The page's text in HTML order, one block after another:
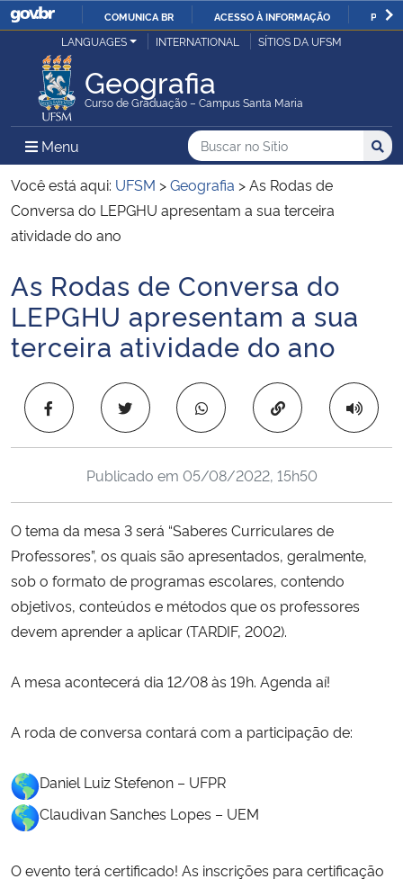
IR
O
COMUNICA BR ACESSO À INFORMAÇÃO
Ministério da Justiça e Segurança Pública
Ministério da Defesa
Ministério das Relações Exteriores
Ministério da Economia
Ministério da Infraestrutura
Ministério da Agricultura, Pecuária e Abastecimento
Ministério da Cidadania
Ministério da Ciência, Tecnologia, Inovações e Comunicações
Ministério do Meio Ambiente
Ministério da Mulher, da Família e dos Direitos Humanos
LANGUAGES INTERNATIONAL SÍTIOS DA UFSM
Geografia
Curso de Graduação – Campus Santa Maria
Menu Menu Principal do Sítio
Busca
Buscar no no Sítio
Busca:
Você está aqui: UFSM >Geografia >As Rodas de
Conversa do LEPGHU apresentam a sua terceira
atividade do ano
Início do conteúdo
As Rodas de Conversa do
LEPGHU apresentam a sua
terceira atividade do ano
Copiar para área
Publicado em 05/08/2022, 15h50
O tema da mesa 3 será “Saberes Curriculares de
Professores”, os quais são apresentados, geralmente,
sob o formato de programas escolares, contendo
objetivos, conteúdos e métodos que os professores
devem aprender a aplicar (TARDIF, 2002).
A mesa acontecerá dia 12/08 às 19h. Agenda aí!
A roda de conversa contará com a participação de:
Daniel Luiz Stefenon – UFPR
Claudivan Sanches Lopes – UEM
O evento terá certificado! As inscrições para certificação